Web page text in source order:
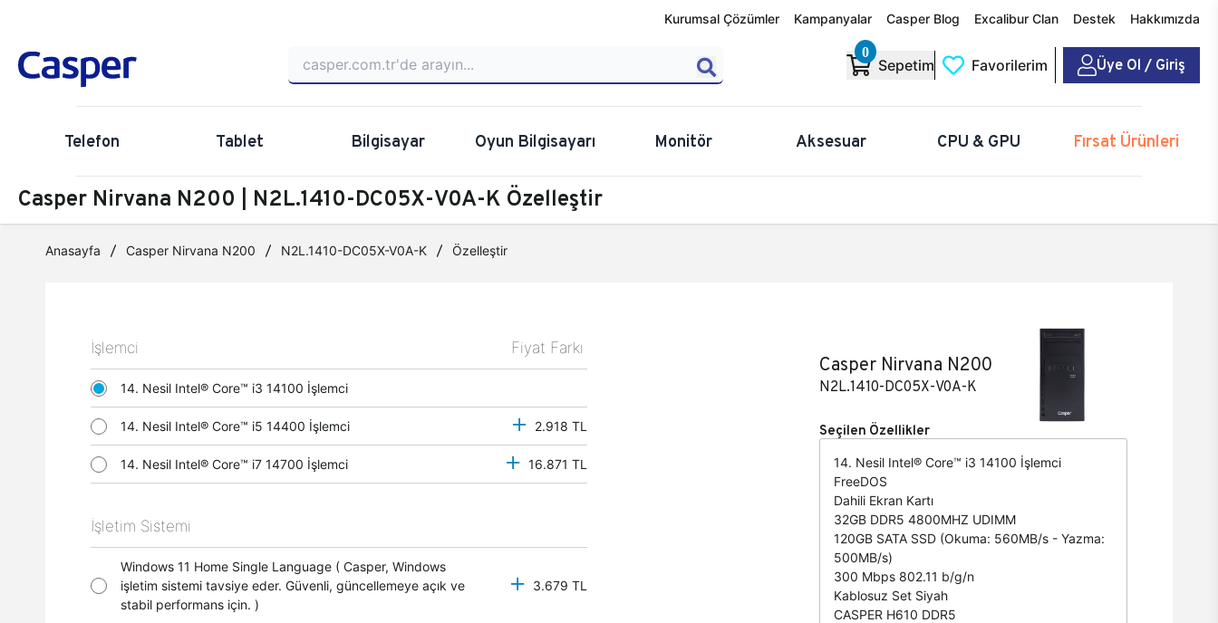
Kurumsal Çözümler Kampanyalar Casper Blog Excalibur Clan Destek Hakkımızda
0
Sepetim Favorilerim Üye Ol / Giriş
Telefon Tablet Bilgisayar Oyun Bilgisayarı Monitör Aksesuar CPU & GPU Fırsat Ürünleri
Casper Nirvana N200 | N2L.1410-DC05X-V0A-K Özelleştir
Anasayfa Casper Nirvana N200 N2L.1410-DC05X-V0A-K Özelleştir
İşlemci Fiyat Farkı
14. Nesil Intel® Core™ i3 14100 İşlemci
14. Nesil Intel® Core™ i5 14400 İşlemci 2.918 TL
14. Nesil Intel® Core™ i7 14700 İşlemci 16.871 TL
İşletim Sistemi
Windows 11 Home Single Language ( Casper, Windows
işletim sistemi tavsiye eder. Güvenli, güncellemeye açık ve
stabil performans için. )
3.679 TL
Casper Nirvana N200
N2L.1410-DC05X-V0A-K
Seçilen Özellikler
14. Nesil Intel® Core™ i3 14100 İşlemci
FreeDOS
Dahili Ekran Kartı
32GB DDR5 4800MHZ UDIMM
120GB SATA SSD (Okuma: 560MB/s - Yazma:
500MB/s)
300 Mbps 802.11 b/g/n
Kablosuz Set Siyah
CASPER H610 DDR5